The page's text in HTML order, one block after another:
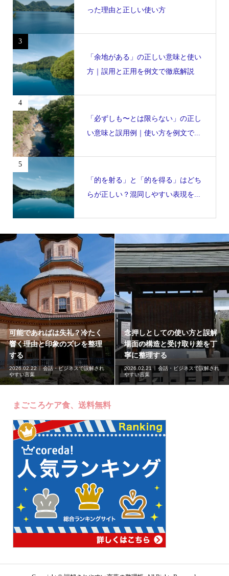
った理由と正しい使い方
3
「余地がある」の正しい意味と使い
方｜誤用と正用を例文で徹底解説
4
「必ずしも〜とは限らない」の正し
い意味と誤用例｜使い方を例文で...
5
「的を射る」と「的を得る」はどち
らが正しい？混同しやすい表現を...
誤解
を丁
解され
念押しとしてが重く響く背景
と印象のズレを構造から丁寧
に読む
2026.02.20
会話・ビジネスで誤解され
やすい言葉
念押しとしてメールで
こえる理由と表現が誤
く背景
2026.02.19
会話・ビジネス
やすい言葉
まごころケア食、送料無料